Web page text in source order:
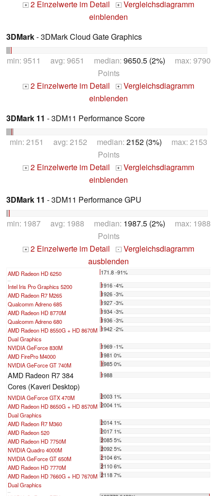
+ 2 Einzelwerte im Detail + Vergleichsdiagramm
einblenden
3DMark- 3DMark Cloud Gate Graphics
min: 9511 avg: 9651 median: 9650.5 (2%) max: 9790
Points
+ 2 Einzelwerte im Detail + Vergleichsdiagramm
einblenden
3DMark 11 - 3DM11 Performance Score
min: 2151 avg: 2152 median: 2152 (3%) max: 2153
Points
+ 2 Einzelwerte im Detail + Vergleichsdiagramm
einblenden
3DMark 11 - 3DM11 Performance GPU
min: 1987 avg: 1988 median: 1987.5 (2%) max: 1988
Points
+ 2 Einzelwerte im Detail - Vergleichsdiagramm
ausblenden
AMD Radeon HD 6250 171.8 -91%
...
Intel Iris Pro Graphics 5200
1916 -4%
AMD Radeon R7 M265
1926 -3%
Qualcomm Adreno 685
1927 -3%
AMD Radeon HD 8770M
1934 -3%
Qualcomm Adreno 680
1936 -3%
AMD Radeon HD 8550G + HD 8670M
Dual Graphics
1942 -2%
NVIDIA GeForce 830M
1969 -1%
AMD FirePro M4000
1981 0%
NVIDIA GeForce GT 740M
1985 0%
AMD Radeon R7 384
Cores (Kaveri Desktop)
1988
NVIDIA GeForce GTX 470M
2003 1%
AMD Radeon HD 8650G + HD 8570M
Dual Graphics
2004 1%
AMD Radeon R7 M360
2014 1%
AMD Radeon 520
2017 1%
AMD Radeon HD 7750M
2085 5%
NVIDIA Quadro 4000M
2092 5%
NVIDIA GeForce GT 650M
2104 6%
AMD Radeon HD 7770M
2110 6%
AMD Radeon HD 7660G + HD 7670M
Dual Graphics
2118 7%
...